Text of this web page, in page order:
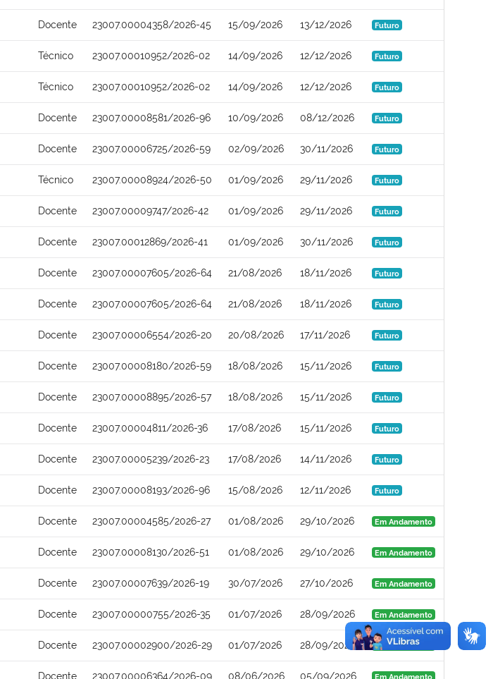
Docente 23007.00004358/2026-45 15/09/2026 13/12/2026 Futuro
Técnico 23007.00010952/2026-02 14/09/2026 12/12/2026 Futuro
Técnico 23007.00010952/2026-02 14/09/2026 12/12/2026 Futuro
Docente 23007.00008581/2026-96 10/09/2026 08/12/2026 Futuro
Docente 23007.00006725/2026-59 02/09/2026 30/11/2026 Futuro
Técnico 23007.00008924/2026-50 01/09/2026 29/11/2026 Futuro
Docente 23007.00009747/2026-42 01/09/2026 29/11/2026 Futuro
Docente 23007.00012869/2026-41 01/09/2026 30/11/2026 Futuro
Docente 23007.00007605/2026-64 21/08/2026 18/11/2026 Futuro
Docente 23007.00007605/2026-64 21/08/2026 18/11/2026 Futuro
Docente 23007.00006554/2026-20 20/08/2026 17/11/2026 Futuro
Docente 23007.00008180/2026-59 18/08/2026 15/11/2026 Futuro
Docente 23007.00008895/2026-57 18/08/2026 15/11/2026 Futuro
Docente 23007.00004811/2026-36 17/08/2026 15/11/2026 Futuro
Docente 23007.00005239/2026-23 17/08/2026 14/11/2026 Futuro
Docente 23007.00008193/2026-96 15/08/2026 12/11/2026 Futuro
Docente 23007.00004585/2026-27 01/08/2026 29/10/2026 Em Andamento
Docente 23007.00008130/2026-51 01/08/2026 29/10/2026 Em Andamento
Docente 23007.00007639/2026-19 30/07/2026 27/10/2026 Em Andamento
Docente 23007.00000755/2026-35 01/07/2026 28/09/2026 Em Andamento
Docente 23007.00002900/2026-29 01/07/2026 28/09/2026 Em Andamento
Docente 23007.00006364/2026-09 08/06/2026 05/09/2026 Em Andamento